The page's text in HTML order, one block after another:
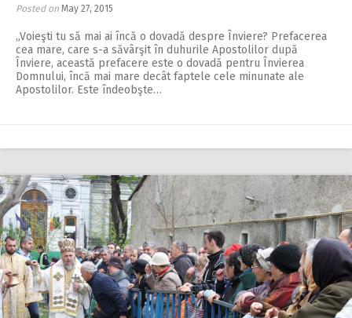
Posted on May 27, 2015
„Voieşti tu să mai ai încă o dovadă despre Înviere? Prefacerea
cea mare, care s-a săvârşit în duhurile Apostolilor după
Înviere, această prefacere este o dovadă pentru Învierea
Domnului, încă mai mare decât faptele cele minunate ale
Apostolilor. Este îndeobşte…